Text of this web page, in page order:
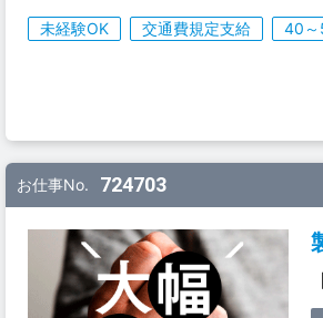
未経験OK 交通費規定支給 40～
お仕事No. 724703